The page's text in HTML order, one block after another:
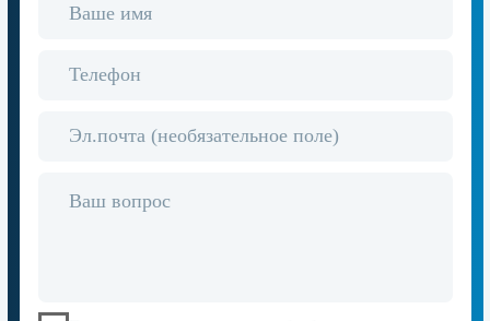
15/16, оф.410